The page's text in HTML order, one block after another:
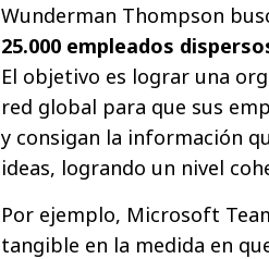
Wunderman Thompson
25.000 empleados
El objetivo es lograr una
red global para que sus
y consigan la información
ideas, logrando un nivel
Por ejemplo, Microsoft
tangible en la medida en